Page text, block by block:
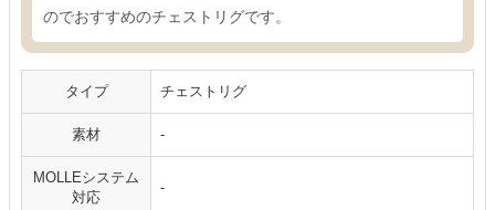
のでおすすめのチェストリグです。
タイプ チェストリグ
素材 -
MOLLEシステム
対応
-